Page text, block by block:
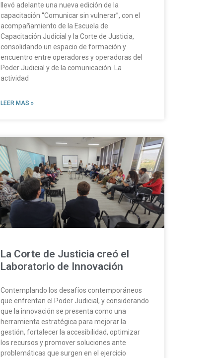
llevó adelante una nueva edición de la
capacitación “Comunicar sin vulnerar”, con el
acompañamiento de la Escuela de
Capacitación Judicial y la Corte de Justicia,
consolidando un espacio de formación y
encuentro entre operadores y operadoras del
Poder Judicial y de la comunicación. La
actividad
LEER MAS »
La Corte de Justicia creó el
Laboratorio de Innovación
Contemplando los desafíos contemporáneos
que enfrentan el Poder Judicial, y considerando
que la innovación se presenta como una
herramienta estratégica para mejorar la
gestión, fortalecer la accesibilidad, optimizar
los recursos y promover soluciones ante
problemáticas que surgen en el ejercicio